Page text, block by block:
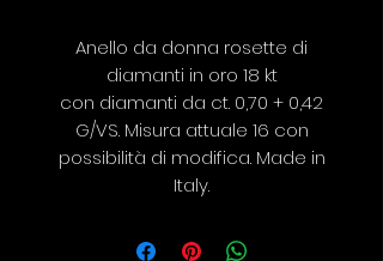
Anello da donna rosette di
diamanti in oro 18 kt
con diamanti da ct. 0,70 + 0,42
G/VS. Misura attuale 16 con
possibilità di modifica. Made in
Italy.